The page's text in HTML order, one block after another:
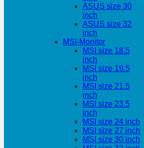
ASUS size 30
inch
ASUS size 32
inch
MSI-Monitor
MSI size 18.5
inch
MSI size 19.5
inch
MSI size 21.5
inch
MSI size 23.5
inch
MSI size 24 inch
MSI size 27 inch
MSI size 30 inch